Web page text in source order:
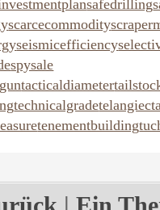
safedrilling
scarcecommodity
seismicefficiency
spysale
tacticaldiameter
technicalgrade
tenementbuilding